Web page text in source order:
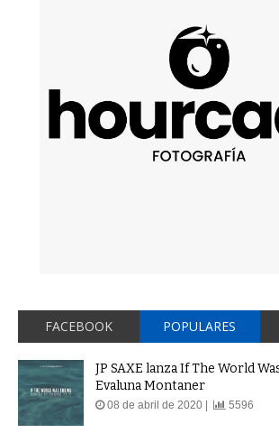
FACEBOOK POPULARES
JP SAXE lanza If The World
Evaluna Montaner
08 de abril de 2020 | 5596